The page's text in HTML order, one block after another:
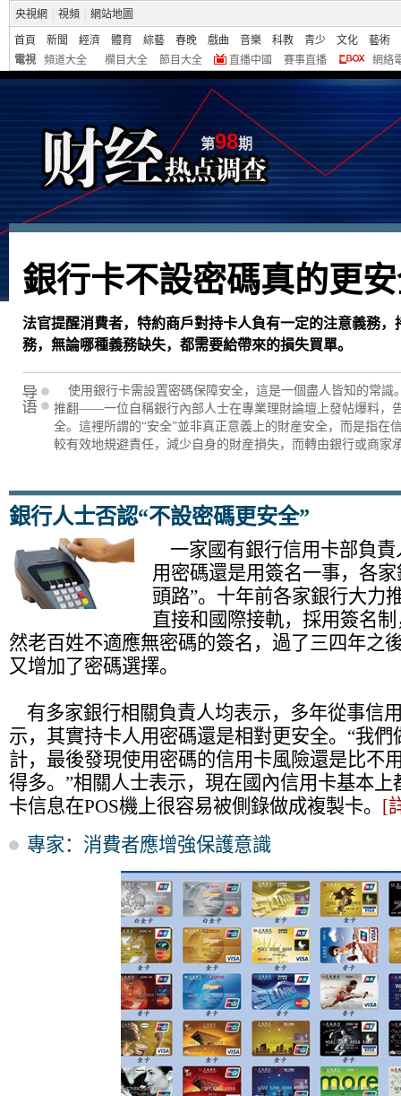
央視網 視頻 網站地圖
首頁 新聞 經濟 體育 綜藝 春晚 戲曲 音樂 科教 青少 文化
藝術
電視
頻道大全 欄目大全 節目大全 直播中國 賽事直播 網絡
第98期
銀行卡不設密碼真的更
法官提醒消費者，特約商戶對持卡人負有一定的注意義務，
務，無論哪種義務缺失，都需要給帶來的損失買單。
使用銀行卡需設置密碼保障安全，這是一個盡人皆知的常識
推翻——一位自稱銀行內部人士在專業理財論壇上發帖爆料，
全。這裡所謂的“安全”並非真正意義上的財産安全，而是指在
較有效地規避責任，減少自身的財産損失，而轉由銀行或商家
銀行人士否認“不設密碼更安全”
一家國有銀行信用卡部負責
用密碼還是用簽名一事，各
頭路”。十年前各家銀行大力
直接和國際接軌，採用簽名
然老百姓不適應無密碼的簽名，過了三四年之
又增加了密碼選擇。
有多家銀行相關負責人均表示，多年從事信
示，其實持卡人用密碼還是相對更安全。“我們
計，最後發現使用密碼的信用卡風險還是比不
得多。”相關人士表示，現在國內信用卡基本上
卡信息在POS機上很容易被側錄做成複製卡。 [
專家：消費者應增強保護意識